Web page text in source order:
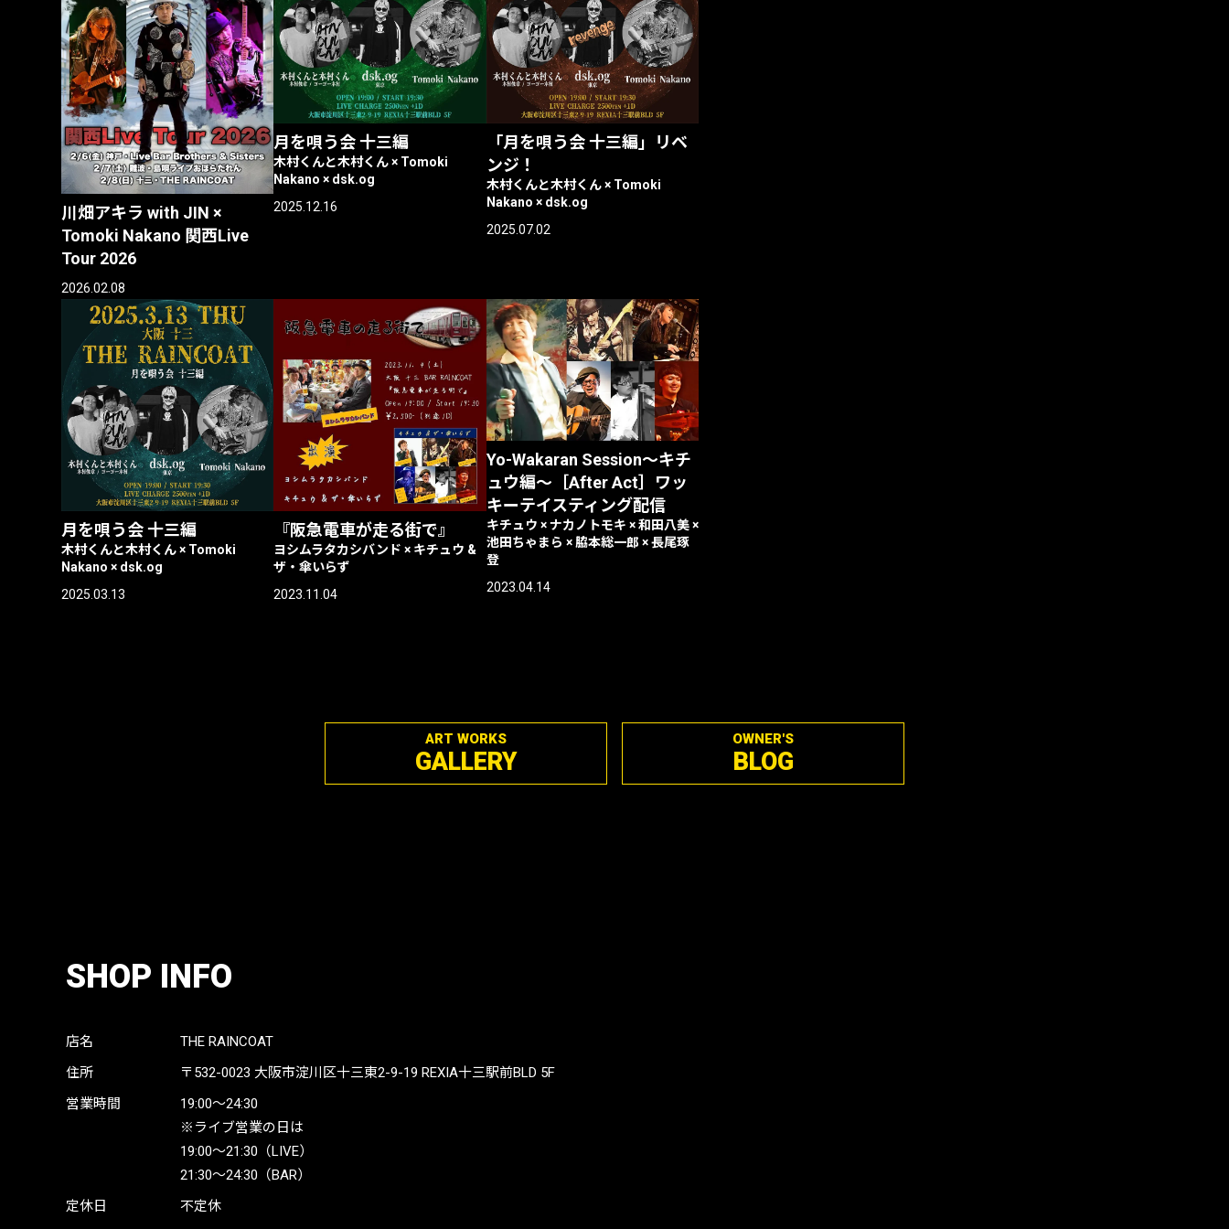
川畑アキラ with JIN ×
Tomoki Nakano 関西Live
Tour 2026
2026.02.08
月を唄う会 十三編
木村くんと木村くん × Tomoki
Nakano × dsk.og
2025.12.16
「月を唄う会 十三編」リベ
ンジ！
木村くんと木村くん × Tomoki
Nakano × dsk.og
2025.07.02
月を唄う会 十三編
木村くんと木村くん × Tomoki
Nakano × dsk.og
2025.03.13
『阪急電車が走る街で』
ヨシムラタカシバンド × キチュウ &
ザ・傘いらず
2023.11.04
Yo-Wakaran Session〜キチ
ュウ編〜［After Act］ワッ
キーテイスティング配信
キチュウ × ナカノトモキ × 和田八美 ×
池田ちゃまら × 脇本総一郎 × 長尾琢
登
2023.04.14
ART WORKS
GALLERY
OWNER'S
BLOG
SHOP INFO
店名
THE RAINCOAT
住所
〒532-0023 大阪市淀川区十三東2-9-19 REXIA十三駅前BLD 5F
営業時間
19:00〜24:30
※ライブ営業の日は
19:00〜21:30（LIVE）
21:30〜24:30（BAR）
定休日
不定休